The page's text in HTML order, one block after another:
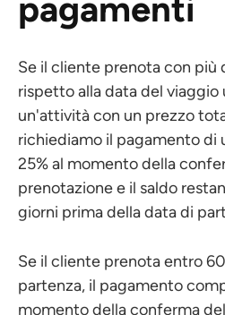
pagamenti
Se il cliente prenota con
rispetto alla data del
un'attività con un prezzo
richiediamo il pagamento di
25% al momento della
prenotazione e il saldo
giorni prima della data di
Se il cliente prenota entro
partenza, il pagamento
momento della conferma